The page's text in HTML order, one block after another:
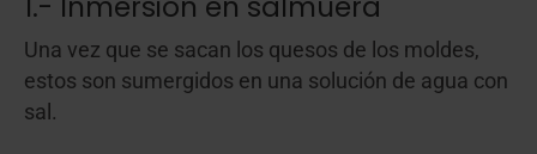
Una vez que se sacan los quesos de los moldes,
estos son sumergidos en una solución de agua con
sal.